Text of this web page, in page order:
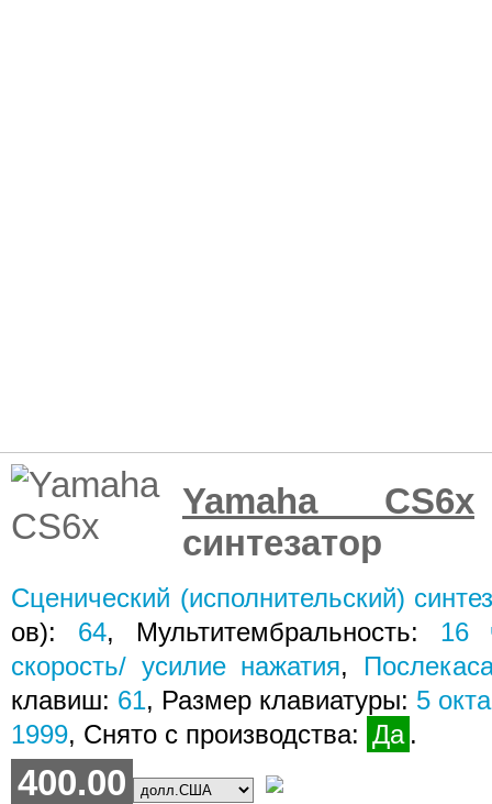
Yamaha CS6x
синтезатор
Сценический (исполнительский)
ов): 64, Мультитембральность: 16
скорость/ усилие нажатия,
клавиш: 61, Размер клавиатуры: 5
1999, Снято с производства: Да .
400.00